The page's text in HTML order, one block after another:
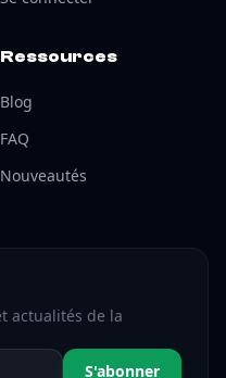
Ressources
Blog
FAQ
Nouveautés
actualités de la
S'abonner